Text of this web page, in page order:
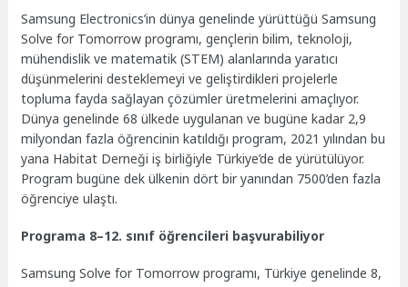
Samsung Electronics’in dünya genelinde yürüttüğü Samsung
Solve for Tomorrow programı, gençlerin bilim, teknoloji,
mühendislik ve matematik (STEM) alanlarında yaratıcı
düşünmelerini desteklemeyi ve geliştirdikleri projelerle
topluma fayda sağlayan çözümler üretmelerini amaçlıyor.
Dünya genelinde 68 ülkede uygulanan ve bugüne kadar 2,9
milyondan fazla öğrencinin katıldığı program, 2021 yılından bu
yana Habitat Derneği iş birliğiyle Türkiye’de de yürütülüyor.
Program bugüne dek ülkenin dört bir yanından 7500’den fazla
öğrenciye ulaştı.
Programa 8–12. sınıf öğrencileri başvurabiliyor
Samsung Solve for Tomorrow programı, Türkiye genelinde 8,